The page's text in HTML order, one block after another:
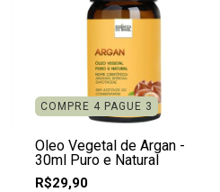
COMPRE 4 PAGUE 3
Óleo Vegetal de Argan -
30ml Puro e Natural
R$29,90